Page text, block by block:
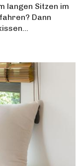
langen Sitzen im
Dann